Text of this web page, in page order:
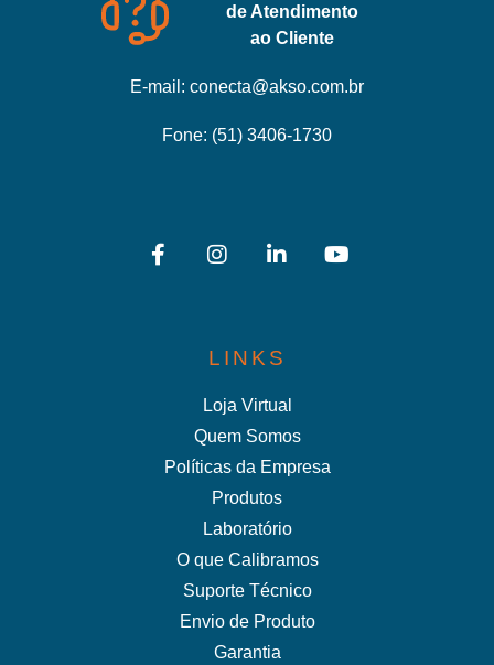
de Atendimento
ao Cliente
E-mail: conecta@akso.com.br
Fone: (51) 3406-1730
LINKS
Loja Virtual
Quem Somos
Políticas da Empresa
Produtos
Laboratório
O que Calibramos
Suporte Técnico
Envio de Produto
Garantia